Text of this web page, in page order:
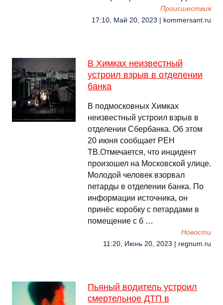
Происшествия
17:10, Май 20, 2023 | kommersant.ru
В Химках неизвестный
устроил взрыв в отделении
банка
В подмосковных Химках
неизвестный устроил взрыв в
отделении Сбербанка. Об этом
20 июня сообщает РЕН
ТВ.Отмечается, что инцидент
произошел на Московской улице.
Молодой человек взорвал
петарды в отделении банка. По
информации источника, он
принёс коробку с петардами в
помещение с б …
Новости
11:20, Июнь 20, 2023 | regnum.ru
Пьяный водитель устроил
смертельное ДТП в